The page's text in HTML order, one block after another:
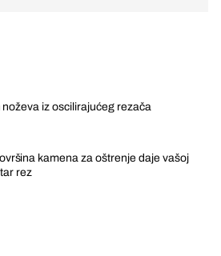
iz oscilirajućeg rezača
kamena za oštrenje daje vašoj
rez